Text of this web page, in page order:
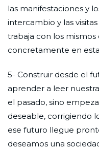
las manifestaciones y
intercambio y las
trabaja con los mismos
concretamente en
5- Construir desde el
aprender a leer
el pasado, sino
deseable, corrigiendo
ese futuro llegue
deseamos una